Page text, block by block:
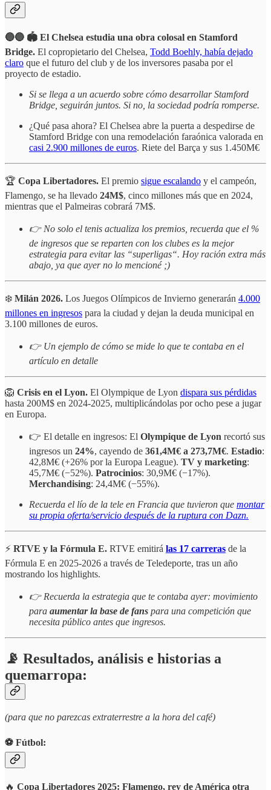
🔵🔵 🏟️ El Chelsea estudia una obra colosal en Stamford
Bridge. El copropietario del Chelsea, Todd Boehly, había dejado
claro que el futuro del club y de los inversores pasaba por el
proyecto de estadio.
Si se llega a un acuerdo sobre cómo desarrollar Stamford
Bridge, seguirán juntos. Si no, la sociedad podría romperse.
¿Qué pasa ahora? El Chelsea abre la puerta a despedirse de
Stamford Bridge con una remodelación faraónica valorada en
casi 2.900 millones de euros. Riete del Barça y sus 1.450M€
🏆 Copa Libertadores. El premio sigue escalando y el campeón,
Flamengo, se ha llevado 24M$, cinco millones más que en 2024,
mientras que el Palmeiras cobrará 7M$.
👉 No solo el tenis actualiza los premios, recuerda que el %
de ingresos que se reparten con los clubes es la mejor
estrategia para evitar las “superligas“. Hoy ración extra más
abajo, ya que ayer no lo mencioné ;)
❄️ Milán 2026. Los Juegos Olímpicos de Invierno generarán 4.000
millones en ingresos para la ciudad y dejan la deuda municipal en
3.100 millones de euros.
👉 Un ejemplo de cómo se mide lo que te contaba en el
artículo en detalle
🦁 Crisis en el Lyon. El Olympique de Lyon dispara sus pérdidas
hasta 200M$ en 2024-2025, multiplicándolas por ocho pese a jugar
en Europa.
👉 El detalle en ingresos: El Olympique de Lyon recortó sus
ingresos un 24%, cayendo de 361,4M€ a 273,7M€. Estadio:
42,8M€ (+26% por la Europa League). TV y marketing:
45,7M€ (−52%). Patrocinios: 30,9M€ (−17%).
Merchandising: 24,4M€ (−55%).
Recuerda el lío de la tele en Francia que tuvieron que montar
su propia oferta/servicio después de la ruptura con Dazn.
⚡ RTVE y la Fórmula E. RTVE emitirá las 17 carreras de la
Fórmula E en 2025-2026 a través de Teledeporte, tras un año
mostrando los highlights.
👉 Recuerda la estrategia que te contaba ayer: movimiento
para aumentar la base de fans para una competición que
necesita público antes que ingresos.
📡 Resultados, análisis e historias a
quemarropa:
(para que no parezcas extraterrestre a la hora del café)
⚽️ Fútbol:
🔥 Copa Libertadores 2025: Flamengo, rey de América otra